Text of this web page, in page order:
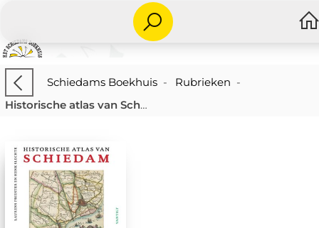
Schiedams Boekhuis- Rubrieken -
Historische atlas van Schiedam